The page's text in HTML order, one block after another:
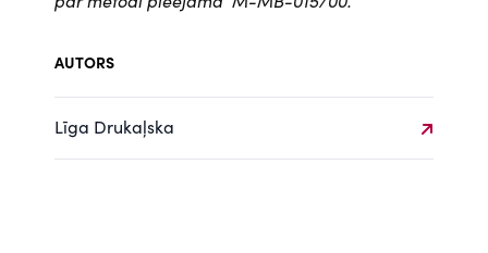
AUTORS
Līga Drukaļska